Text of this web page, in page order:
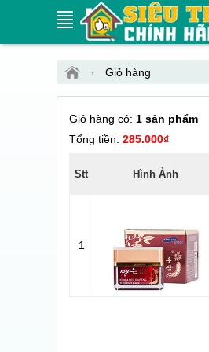
› Giỏ hàng
Giỏ hàng có: 1 sản phẩm
Tổng tiền: 285.000₫
Stt Hình Ảnh
1